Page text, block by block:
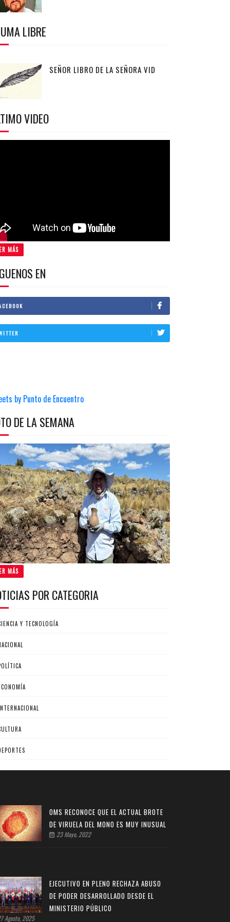
LIBRE
SEÑOR LIBRO DE LA SEÑORA VID
VIDEO
MÁS
EN
by Punto de Encuentro
DE LA SEMANA
MÁS
POR CATEGORIA
Y TECNOLOGÍA
OMS RECONOCE QUE EL ACTUAL BROTE
DE VIRUELA DEL MONO ES MUY INUSUAL
23 Mayo, 2022
EJECUTIVO EN PLENO RECHAZA ABUSO
DE PODER DESARROLLADO DESDE EL
MINISTERIO PÚBLICO
Agosto, 2025